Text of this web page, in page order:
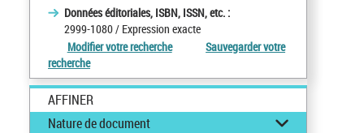
Données éditoriales, ISBN, ISSN, etc. :
2999-1080/ Expression exacte
Modifier votre recherche
Sauvegarder votre
recherche
AFFINER
Nature de document